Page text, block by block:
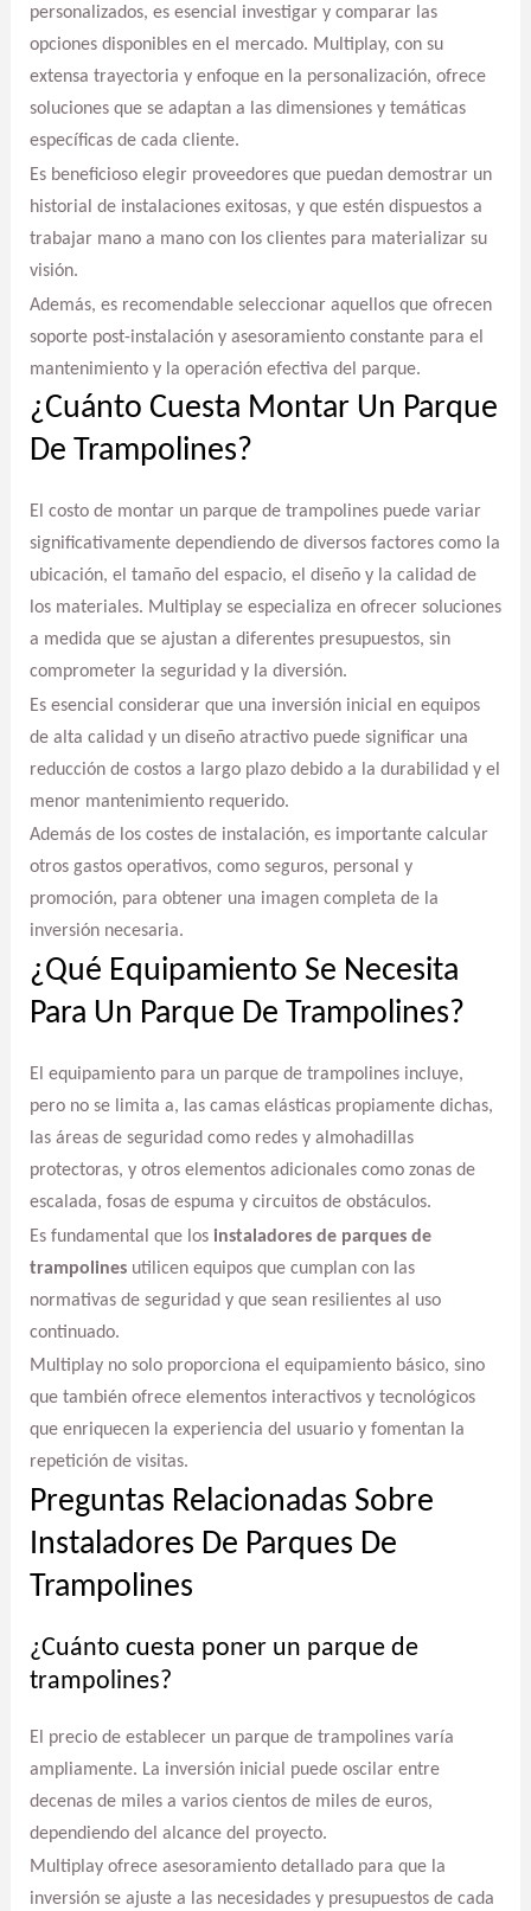
personalizados, es esencial investigar y comparar las
opciones disponibles en el mercado. Multiplay, con su
extensa trayectoria y enfoque en la personalización, ofrece
soluciones que se adaptan a las dimensiones y temáticas
específicas de cada cliente.
Es beneficioso elegir proveedores que puedan demostrar un
historial de instalaciones exitosas, y que estén dispuestos a
trabajar mano a mano con los clientes para materializar su
visión.
Además, es recomendable seleccionar aquellos que ofrecen
soporte post-instalación y asesoramiento constante para el
mantenimiento y la operación efectiva del parque.
¿Cuánto Cuesta Montar Un Parque
De Trampolines?
El costo de montar un parque de trampolines puede variar
significativamente dependiendo de diversos factores como la
ubicación, el tamaño del espacio, el diseño y la calidad de
los materiales. Multiplay se especializa en ofrecer soluciones
a medida que se ajustan a diferentes presupuestos, sin
comprometer la seguridad y la diversión.
Es esencial considerar que una inversión inicial en equipos
de alta calidad y un diseño atractivo puede significar una
reducción de costos a largo plazo debido a la durabilidad y el
menor mantenimiento requerido.
Además de los costes de instalación, es importante calcular
otros gastos operativos, como seguros, personal y
promoción, para obtener una imagen completa de la
inversión necesaria.
¿Qué Equipamiento Se Necesita
Para Un Parque De Trampolines?
El equipamiento para un parque de trampolines incluye,
pero no se limita a, las camas elásticas propiamente dichas,
las áreas de seguridad como redes y almohadillas
protectoras, y otros elementos adicionales como zonas de
escalada, fosas de espuma y circuitos de obstáculos.
Es fundamental que los instaladores de parques de
trampolinesutilicen equipos que cumplan con las
normativas de seguridad y que sean resilientes al uso
continuado.
Multiplay no solo proporciona el equipamiento básico, sino
que también ofrece elementos interactivos y tecnológicos
que enriquecen la experiencia del usuario y fomentan la
repetición de visitas.
Preguntas Relacionadas Sobre
Instaladores De Parques De
Trampolines
¿Cuánto cuesta poner un parque de
trampolines?
El precio de establecer un parque de trampolines varía
ampliamente. La inversión inicial puede oscilar entre
decenas de miles a varios cientos de miles de euros,
dependiendo del alcance del proyecto.
Multiplay ofrece asesoramiento detallado para que la
inversión se ajuste a las necesidades y presupuestos de cada